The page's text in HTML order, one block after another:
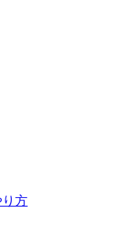
り方